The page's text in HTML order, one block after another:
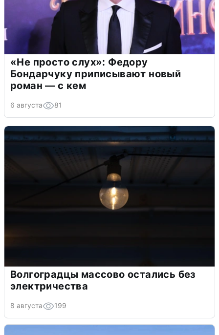
«Не просто слух»: Федору
Бондарчуку приписывают новый
роман — с кем
6 августа 81
Волгоградцы массово остались без
электричества
8 августа 199